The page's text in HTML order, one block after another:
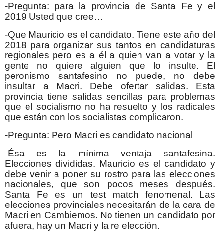
-Pregunta: para la provincia de Santa Fe y el
2019 Usted que cree…
-Que Mauricio es el candidato. Tiene este año del
2018 para organizar sus tantos en candidaturas
regionales pero es a él a quien van a votar y la
gente no quiere alguien que lo insulte. El
peronismo santafesino no puede, no debe
insultar a Macri. Debe ofertar salidas. Esta
provincia tiene salidas sencillas para problemas
que el socialismo no ha resuelto y los radicales
que están con los socialistas complicaron.
-Pregunta: Pero Macri es candidato nacional
-Ésa es la mínima ventaja santafesina.
Elecciones divididas. Mauricio es el candidato y
debe venir a poner su rostro para las elecciones
nacionales, que son pocos meses después.
Santa Fe es un test match fenomenal. Las
elecciones provinciales necesitarán de la cara de
Macri en Cambiemos. No tienen un candidato por
afuera, hay un Macri y la re elección.